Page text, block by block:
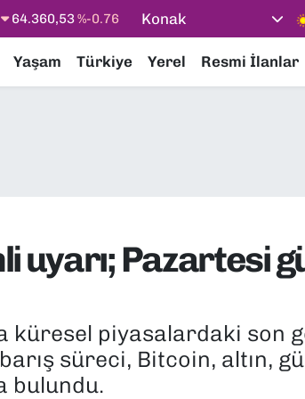
47,7143%0.16
64,2463%0.07
Konak
Yaşam Türkiye Yerel Resmi İlanlar
uyarı; Pazartesi
küresel piyasalardaki son
süreci, Bitcoin, altın,
bulundu.